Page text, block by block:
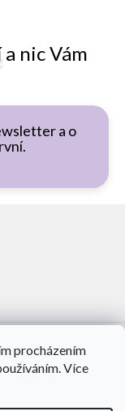
procházením
Více
nic Vám
a o